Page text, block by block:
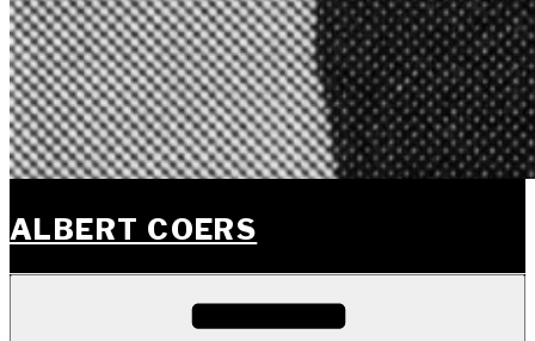
ALBERT COERS